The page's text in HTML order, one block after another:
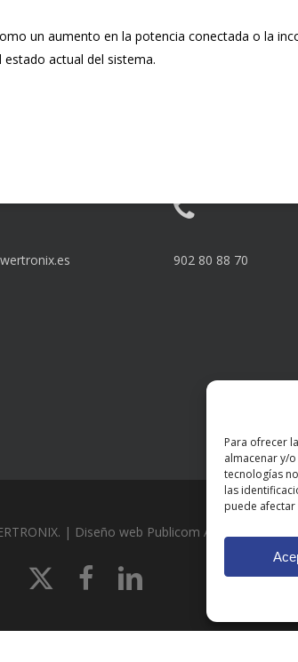
Para ofrecer
almacenar y/
tecnologías
las
puede afectar
un aumento en la potencia conectada o la
actual del sistema.
902 80 88 70
| Diseño web Publicom ALL line
x-
facebooklinkedin